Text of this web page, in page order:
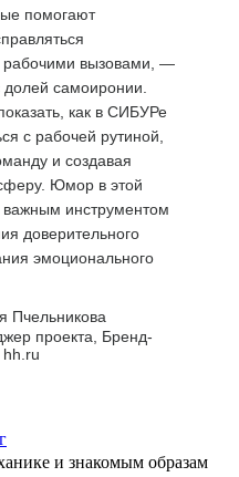
помогают
вызовами, —
долей самоиронии.
как в СИБУРе
с рабочей рутиной,
и создавая
Юмор в этой
важным инструментом
доверительного
эмоционального
Пчельникова
проекта, Бренд-
hh.ru
и знакомым образам